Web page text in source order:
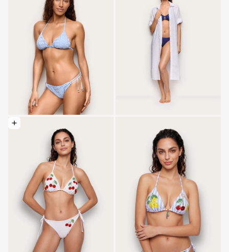
Elegir opciones: Traje de baño con cordones y bordados - Baby Blu